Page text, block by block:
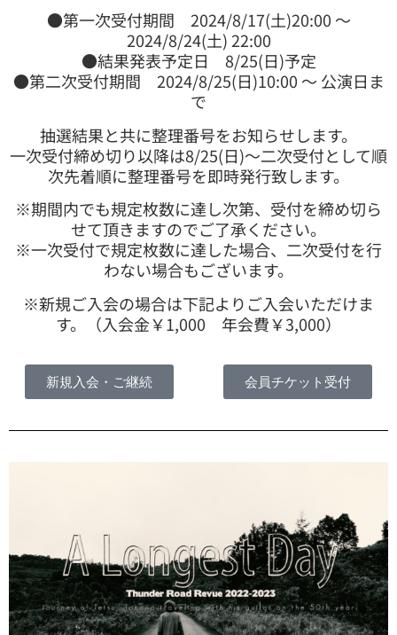
●第一次受付期間 2024/8/17(土)20:00 〜
2024/8/24(土) 22:00
●結果発表予定日 8/25(日)予定
●第二次受付期間 2024/8/25(日)10:00 〜 公演日ま
で
抽選結果と共に整理番号をお知らせします。
一次受付締め切り以降は8/25(日)〜二次受付として順
次先着順に整理番号を即時発行致します。
※期間内でも規定枚数に達し次第、受付を締め切ら
せて頂きますのでご了承ください。
※一次受付で規定枚数に達した場合、二次受付を行
わない場合もございます。
※新規ご入会の場合は下記よりご入会いただけま
す。（入会金￥1,000 年会費￥3,000）
新規入会・ご継続 会員チケット受付